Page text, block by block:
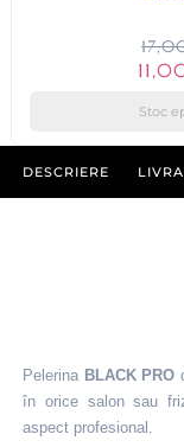
Stoc
DESCRIERE
Pelerina BLACK PRO
în orice salon sau
aspect profesional.